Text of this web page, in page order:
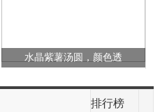
水晶紫薯汤圆，颜色透
排行榜